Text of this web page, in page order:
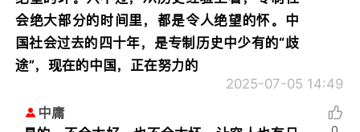
会绝大部分的时间里，都是令人绝望的怀。中
国社会过去的四十年，是专制历史中少有的“歧
途”，现在的中国，正在努力的
2025-07-05 14:49
中庸